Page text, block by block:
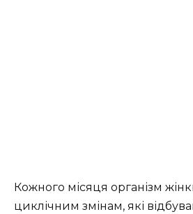
Кожного місяця організм
циклічним змінам, які